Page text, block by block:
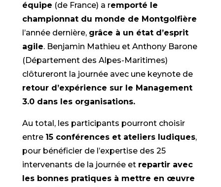
équipe (de France) a remporté le
championnat du monde de Montgolfière
l’année dernière, grâce à un état d’esprit
agile. Benjamin Mathieu et Anthony Barone
(Département des Alpes-Maritimes)
clôtureront la journée avec une keynote de
retour d’expérience sur le Management
3.0 dans les organisations.
Au total, les participants pourront choisir
entre 15 conférences et ateliers ludiques,
pour bénéficier de l’expertise des 25
intervenants de la journée et repartir avec
les bonnes pratiques à mettre en œuvre